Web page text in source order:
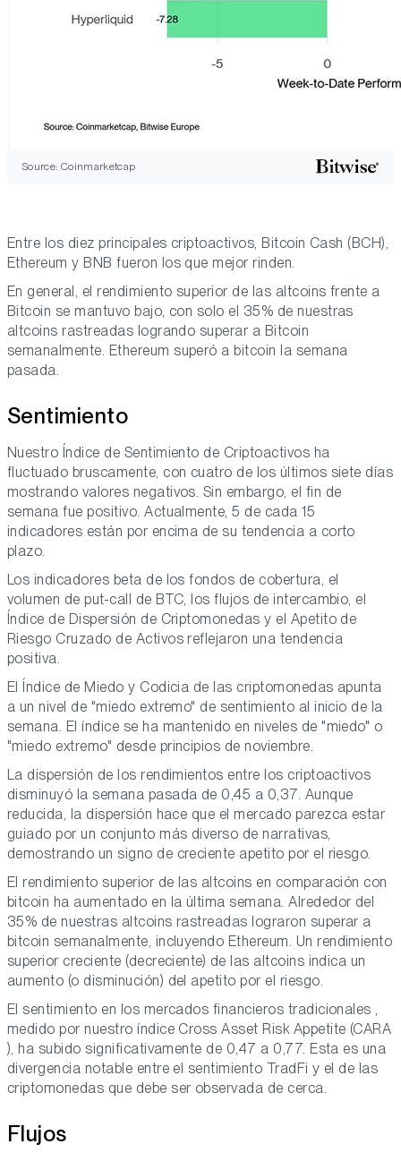
Source: Coinmarketcap
Entre los diez principales criptoactivos, Bitcoin Cash (BCH),
Ethereum y BNB fueron los que mejor rinden.
En general, el rendimiento superior de las altcoins frente a
Bitcoin se mantuvo bajo, con solo el 35% de nuestras
altcoins rastreadas logrando superar a Bitcoin
semanalmente. Ethereum superó a bitcoin la semana
pasada.
Sentimiento
Nuestro Índice de Sentimiento de Criptoactivos ha
fluctuado bruscamente, con cuatro de los últimos siete días
mostrando valores negativos. Sin embargo, el fin de
semana fue positivo. Actualmente, 5 de cada 15
indicadores están por encima de su tendencia a corto
plazo.
Los indicadores beta de los fondos de cobertura, el
volumen de put-call de BTC, los flujos de intercambio, el
Índice de Dispersión de Criptomonedas y el Apetito de
Riesgo Cruzado de Activos reflejaron una tendencia
positiva.
El Índice de Miedo y Codicia de las criptomonedas apunta
a un nivel de "miedo extremo" de sentimiento al inicio de la
semana. El índice se ha mantenido en niveles de "miedo" o
"miedo extremo" desde principios de noviembre.
La dispersión de los rendimientos entre los criptoactivos
disminuyó la semana pasada de 0,45 a 0,37. Aunque
reducida, la dispersión hace que el mercado parezca estar
guiado por un conjunto más diverso de narrativas,
demostrando un signo de creciente apetito por el riesgo.
El rendimiento superior de las altcoins en comparación con
bitcoin ha aumentado en la última semana. Alrededor del
35% de nuestras altcoins rastreadas lograron superar a
bitcoin semanalmente, incluyendo Ethereum. Un rendimiento
superior creciente (decreciente) de las altcoins indica un
aumento (o disminución) del apetito por el riesgo.
El sentimiento en los mercados financieros tradicionales ,
medido por nuestro índice Cross Asset Risk Appetite (CARA
), ha subido significativamente de 0,47 a 0,77. Esta es una
divergencia notable entre el sentimiento TradFi y el de las
criptomonedas que debe ser observada de cerca.
Flujos